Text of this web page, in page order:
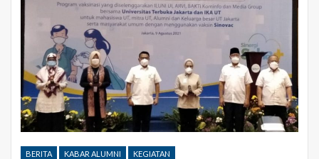
BERITA KABAR ALUMNI KEGIATAN